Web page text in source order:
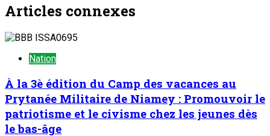
Articles connexes
Nation
À la 3è édition du Camp des vacances au
Prytanée Militaire de Niamey : Promouvoir le
patriotisme et le civisme chez les jeunes dès
le bas-âge